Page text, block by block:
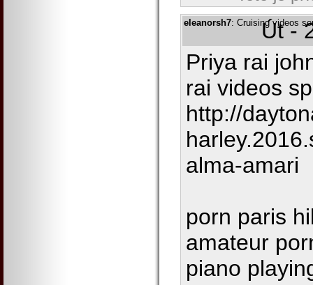
eleanorsh7: Cruising videos
Út -
Priya rai
rai videos
http://
alma-amari
porn paris
amateur
piano